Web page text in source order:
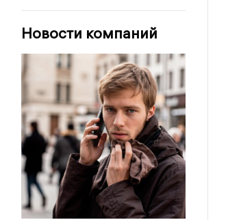
Новости компаний